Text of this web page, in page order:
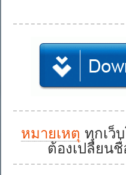
หมายเหตุ ทุกเว็
ต้องเปลี่ยน